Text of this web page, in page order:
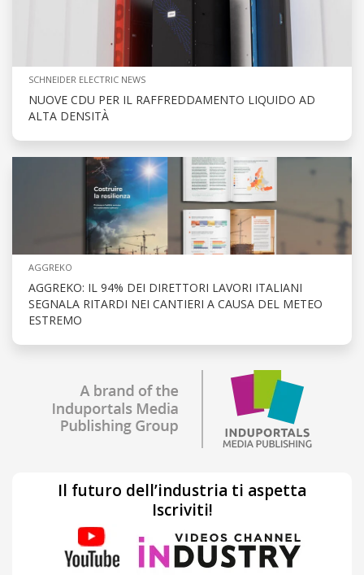
SCHNEIDER ELECTRIC NEWS
NUOVE CDU PER IL RAFFREDDAMENTO LIQUIDO AD
ALTA DENSITÀ
AGGREKO
AGGREKO: IL 94% DEI DIRETTORI LAVORI ITALIANI
SEGNALA RITARDI NEI CANTIERI A CAUSA DEL METEO
ESTREMO
Il futuro dell’industria ti aspetta
Iscriviti!